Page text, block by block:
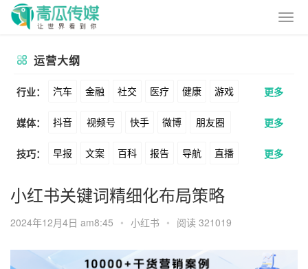
运营大纲
行业： 汽车 金融 社交 医疗 健康 游戏
动漫 美妆 美食 家装 教育 婚纱
酒旅 母婴 宠物 文娱 跨境 科技
广告 元宇宙 房地产
更多
媒体： 抖音 视频号 快手 微博 朋友圈
公众号 B站 小红书 头条 知乎
Soul 360 百度 搜狗 爱奇艺
美图 最右 神马 谷歌 Facebook
Tiktok YouTube Yahoo Bing
更多
技巧： 早报 文案 百科 报告 导航 直播
卖货 脚本 话术 电商 私域 社群
涨粉 广告 推广 方案 策划 案例
数据 拉新 活动 用户 海外
更多
小红书关键词精细化布局策略
2024年12月4日 am8:45 • 小红书 • 阅读 321019